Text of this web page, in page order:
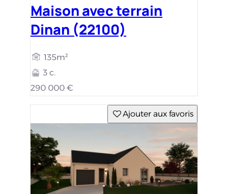
Maison avec terrain
Dinan (22100)
135m²
3 c.
290 000 €
Ajouter aux favoris